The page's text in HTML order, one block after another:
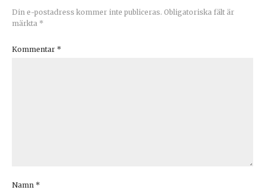
Din e-postadress kommer inte publiceras. Obligatoriska fält är
märkta *
Kommentar *
Namn *